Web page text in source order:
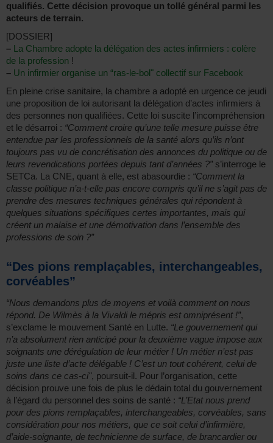
qualifiés. Cette décision provoque un tollé général parmi les
acteurs de terrain.
[DOSSIER]
– La Chambre adopte la délégation des actes infirmiers : colère
de la profession !
– Un infirmier organise un “ras-le-bol" collectif sur Facebook
En pleine crise sanitaire, la chambre a adopté en urgence ce jeudi
une proposition de loi autorisant la délégation d’actes infirmiers à
des personnes non qualifiées. Cette loi suscite l’incompréhension
et le désarroi : “Comment croire qu’une telle mesure puisse être
entendue par les professionnels de la santé alors qu’ils n’ont
toujours pas vu de concrétisation des annonces du politique ou de
leurs revendications portées depuis tant d’années ?”s’interroge le
SETCa. La CNE, quant à elle, est abasourdie : “Comment la
classe politique n’a-t-elle pas encore compris qu’il ne s’agit pas de
prendre des mesures techniques générales qui répondent à
quelques situations spécifiques certes importantes, mais qui
créent un malaise et une démotivation dans l’ensemble des
professions de soin ?”
“Des pions remplaçables, interchangeables,
corvéables”
“Nous demandons plus de moyens et voilà comment on nous
répond. De Wilmès à la Vivaldi le mépris est omniprésent !”,
s’exclame le mouvement Santé en Lutte. “Le gouvernement qui
n’a absolument rien anticipé pour la deuxième vague impose aux
soignants une dérégulation de leur métier ! Un métier n’est pas
juste une liste d’acte délégable ! C’est un tout cohérent, celui de
soins dans ce cas-ci", poursuit-il. Pour l’organisation, cette
décision prouve une fois de plus le dédain total du gouvernement
à l’égard du personnel des soins de santé : “L’Etat nous prend
pour des pions remplaçables, interchangeables, corvéables, sans
considération pour nos métiers, que ce soit celui d’infirmière,
d’aide-soignante, de technicienne de surface, de brancardier ou